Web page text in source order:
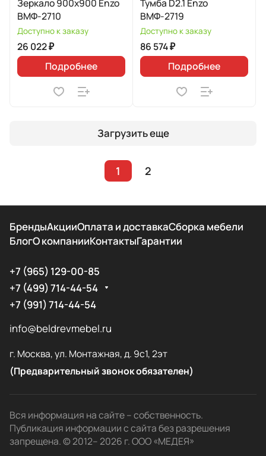
Зеркало 900х900 Enzo
ВМФ-2710
Доступно к заказу
26 022 ₽
Подробнее
Тумба D2.1 Enzo
ВМФ-2719
Доступно к заказу
86 574 ₽
Подробнее
Загрузить еще
1 2
БрендыАкцииОплата и доставкаСборка мебели
БлогО компанииКонтактыГарантии
+7 (965) 129-00-85
+7 (499) 714-44-54
+7 (991) 714-44-54
info@beldrevmebel.ru
г. Москва, ул. Монтажная, д. 9с1, 2эт
(Предварительный звонок обязателен)
Вся информация на сайте – собственность.
Публикация информации с сайта без разрешения
запрещена. © 2012– 2026 г. ООО «МЕДЕЯ»